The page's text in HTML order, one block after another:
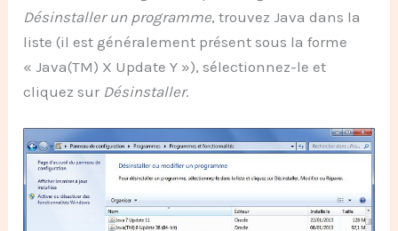
Désinstaller un programme, trouvez Java dans la
liste (il est généralement présent sous la forme
« Java(TM) X Update Y »), sélectionnez-le et
cliquez sur Désinstaller.